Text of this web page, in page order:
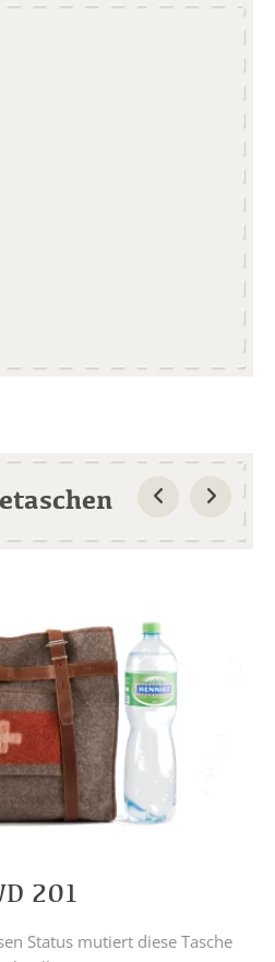
201
Status mutiert diese Tasche